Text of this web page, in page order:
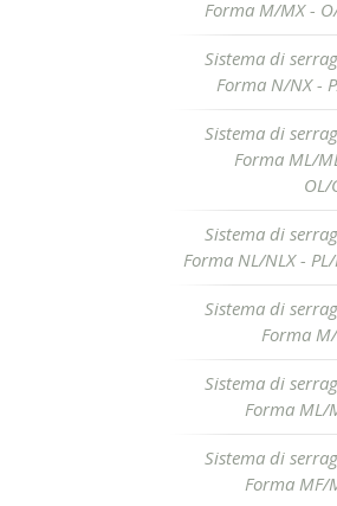
Forma M/MX -
Sistema di
Forma N/NX -
Sistema di
Forma ML/
OL/
Sistema di
Forma NL/NLX - PL/
Sistema di
Forma
Sistema di
Forma ML/
Sistema di
Forma MF/